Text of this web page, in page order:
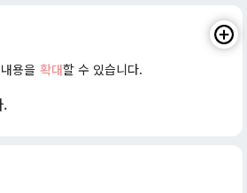
용을 확대할 수 있습니다.
.